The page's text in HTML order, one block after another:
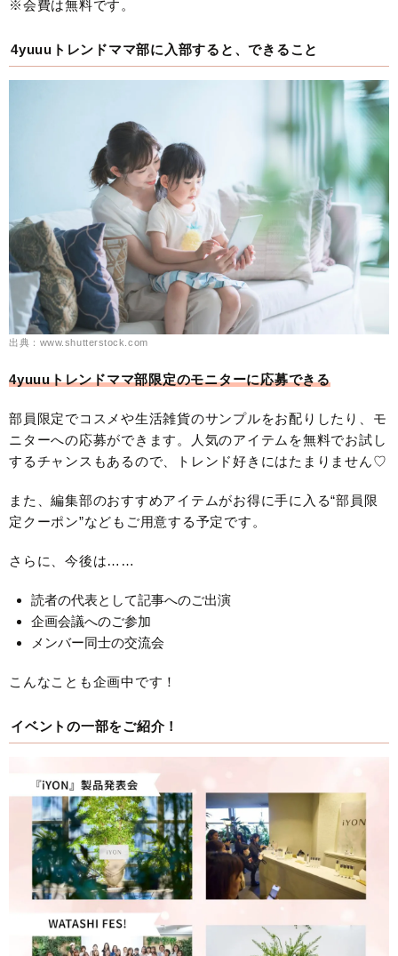
※会費は無料です。
4yuuuトレンドママ部に入部すると、できること
出典：www.shutterstock.com
4yuuuトレンドママ部限定のモニターに応募できる
部員限定でコスメや生活雑貨のサンプルをお配りしたり、モ
ニターへの応募ができます。人気のアイテムを無料でお試し
するチャンスもあるので、トレンド好きにはたまりません♡
また、編集部のおすすめアイテムがお得に手に入る“部員限
定クーポン”などもご用意する予定です。
さらに、今後は……
読者の代表として記事へのご出演
企画会議へのご参加
メンバー同士の交流会
こんなことも企画中です！
イベントの一部をご紹介！